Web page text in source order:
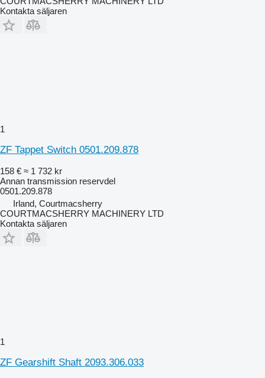
Kontakta säljaren
1
ZF Tappet Switch 0501.209.878
158 € ≈ 1 732 kr
Annan transmission reservdel
0501.209.878
Irland, Courtmacsherry
COURTMACSHERRY MACHINERY LTD
Kontakta säljaren
1
ZF Gearshift Shaft 2093.306.033